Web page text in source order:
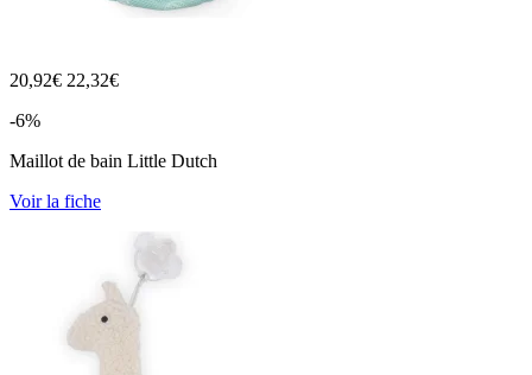
20,92€ 22,32€
-6%
Maillot de bain Little Dutch
Voir la fiche